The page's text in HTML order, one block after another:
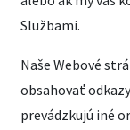
Službami.
Naše Webové
obsahovať
prevádzkujú iné